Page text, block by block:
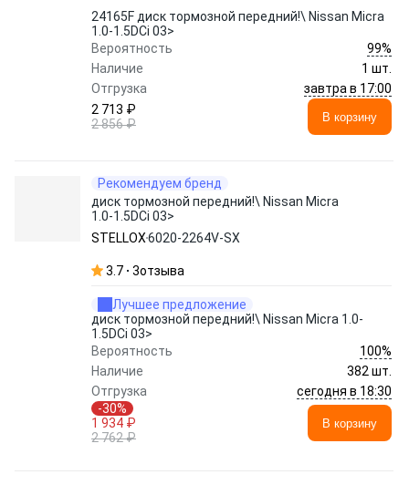
24165F диск тормозной передний!\ Nissan Micra
1.0-1.5DCi 03>
Вероятность
99%
Наличие
1 шт.
Отгрузка
завтра в 17:00
2 713 ₽
2 856 ₽
В корзину
Рекомендуем бренд
диск тормозной передний!\ Nissan Micra
1.0-1.5DCi 03>
STELLOX6020-2264V-SX
3.7 3отзыва
Лучшее предложение
диск тормозной передний!\ Nissan Micra 1.0-
1.5DCi 03>
Вероятность
100%
Наличие
382 шт.
Отгрузка
сегодня в 18:30
-30%
1 934 ₽
2 762 ₽
В корзину